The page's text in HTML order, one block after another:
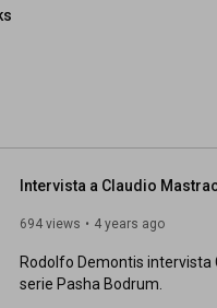
694 views 4 years ago
Rodolfo Demontis intervista
serie Pasha Bodrum.